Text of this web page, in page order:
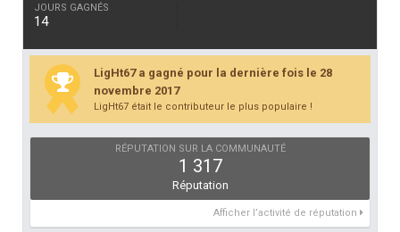
JOURS GAGNÉS
14
LigHt67 a gagné pour la dernière fois le 28
novembre 2017
LigHt67 était le contributeur le plus populaire !
RÉPUTATION SUR LA COMMUNAUTÉ
1 317
Réputation
Afficher l’activité de réputation